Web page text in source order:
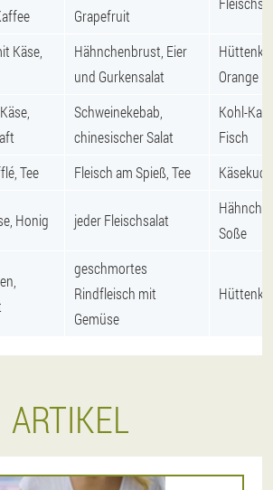
Grapefruit
Käse,
Hähnchenbrust, Eier
und Gurkensalat
Orange
Schweinekebab,
chinesischer Salat
Kohl-
Fisch
Tee Fleisch am Spieß, Tee
Honig jeder Fleischsalat
Soße
geschmortes
Rindfleisch mit
Gemüse
ARTIKEL